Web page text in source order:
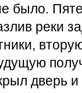
было.
реки
дверь и